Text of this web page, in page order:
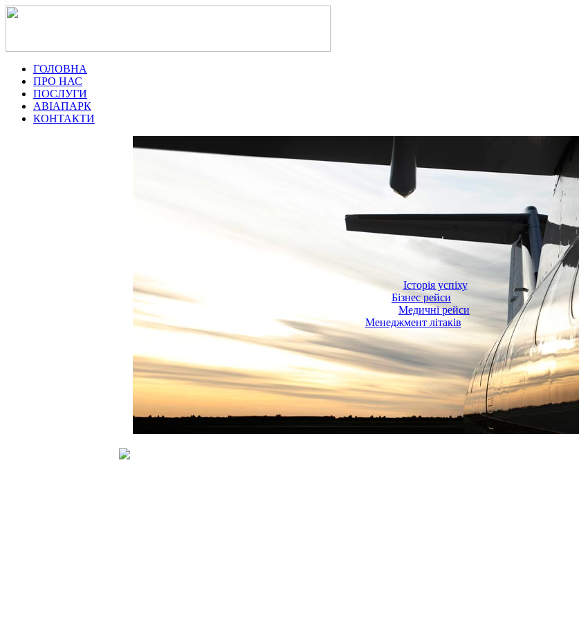
ГОЛОВНА
ПРО НАС
ПОСЛУГИ
АВІАПАРК
КОНТАКТИ
Історія успіху
Бізнес рейси
Медичні рейси
Менеджмент літаків